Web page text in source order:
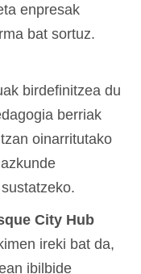
enpresak
bat sortuz.
birdefinitzea du
berriak
oinarritutako
City Hub
ireki bat da,
ibilbide